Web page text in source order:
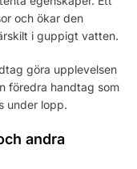
och ökar den
i guppigt vatten.
göra upplevelsen
föredra handtag som
under lopp.
andra